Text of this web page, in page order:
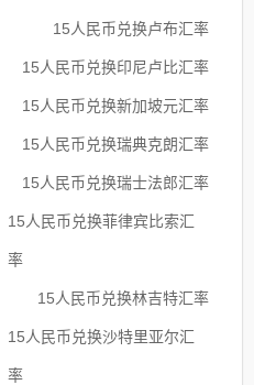
15人民币兑换卢布汇率
15人民币兑换印尼卢比汇率
15人民币兑换新加坡元汇率
15人民币兑换瑞典克朗汇率
15人民币兑换瑞士法郎汇率
15人民币兑换菲律宾比索汇
率
15人民币兑换林吉特汇率
15人民币兑换沙特里亚尔汇
率